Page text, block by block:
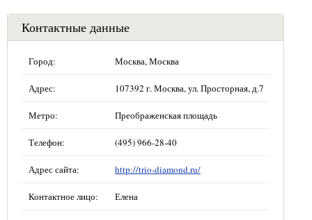
Контактные данные
Город: Москва, Москва
Адрес: 107392 г. Москва, ул. Просторная, д.7
Метро: Преображенская площадь
Телефон: (495) 966-28-40
Адрес сайта: http://trio-diamond.ru/
Контактное лицо: Елена